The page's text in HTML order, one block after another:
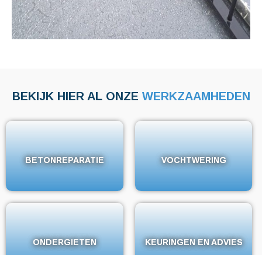
BEKIJK HIER AL ONZE WERKZAAMHEDEN
BETONREPARATIE
BETONREPARATIE VOCHTWERING
VOCHTWERING
ONDERGIETEN
ONDERGIETEN KEURINGEN EN ADVIES
KEURINGEN EN ADVIES